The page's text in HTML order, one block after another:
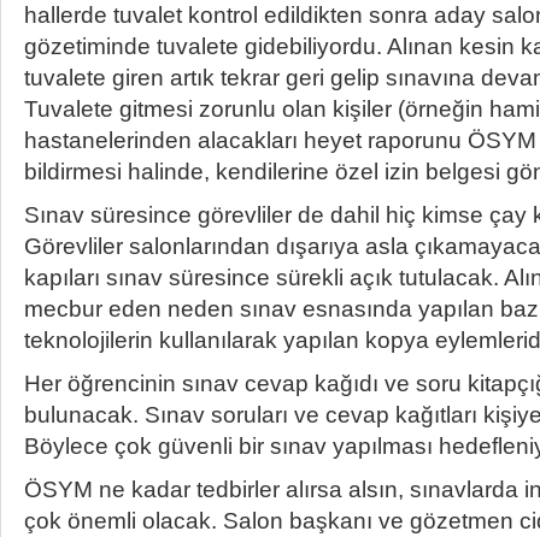
hallerde tuvalet kontrol edildikten sonra aday
gözetiminde tuvalete gidebiliyordu. Alınan kesin
tuvalete giren artık tekrar geri gelip sınavına
Tuvalete gitmesi zorunlu olan kişiler (örneğin
hastanelerinden alacakları heyet raporunu ÖSYM
bildirmesi halinde, kendilerine özel izin belgesi
Sınav süresince görevliler de dahil hiç kimse çay
Görevliler salonlarından dışarıya asla
kapıları sınav süresince sürekli açık tutulacak.
mecbur eden neden sınav esnasında yapılan
teknolojilerin kullanılarak yapılan kopya
Her öğrencinin sınav cevap kağıdı ve soru
bulunacak. Sınav soruları ve cevap kağıtları
Böylece çok güvenli bir sınav yapılması
ÖSYM ne kadar tedbirler alırsa alsın, sınavlarda
çok önemli olacak. Salon başkanı ve gözetmen